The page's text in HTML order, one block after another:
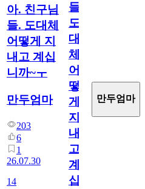
아. 친구님
들. 도대체
어떻게 지
내고 계십
니까~ㅜ
만두엄마
203
6
1
26.07.30
14
들.
도
대
체
어
떻
게
지
내
고
계
십
만두엄마